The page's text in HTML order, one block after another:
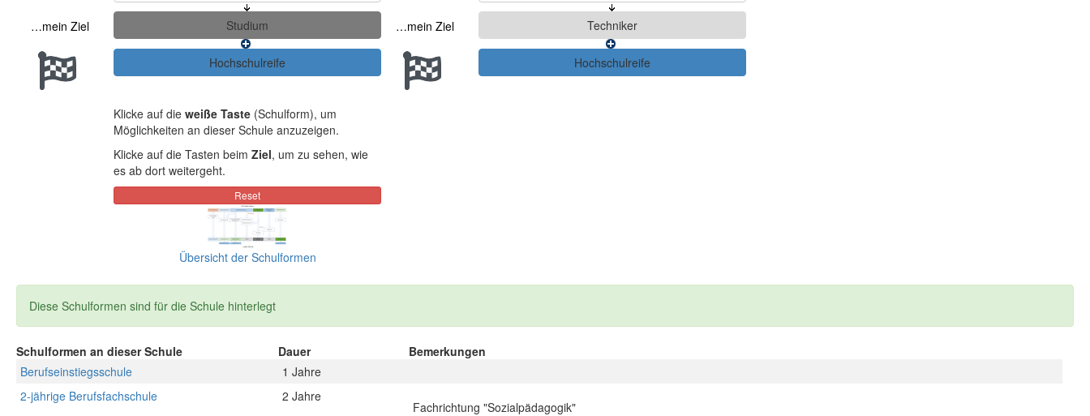
…mein Ziel …mein Ziel
Klicke auf die weiße Taste (Schulform), um
Möglichkeiten an dieser Schule anzuzeigen.
Klicke auf die Tasten beim Ziel, um zu sehen, wie
es ab dort weitergeht.
Übersicht der Schulformen
Diese Schulformen sind für die Schule hinterlegt
Schulformen an dieser Schule Dauer
Bemerkungen
Berufseinstiegsschule
1 Jahre
2-jährige Berufsfachschule
2 Jahre
Fachrichtung "Sozialpädagogik"